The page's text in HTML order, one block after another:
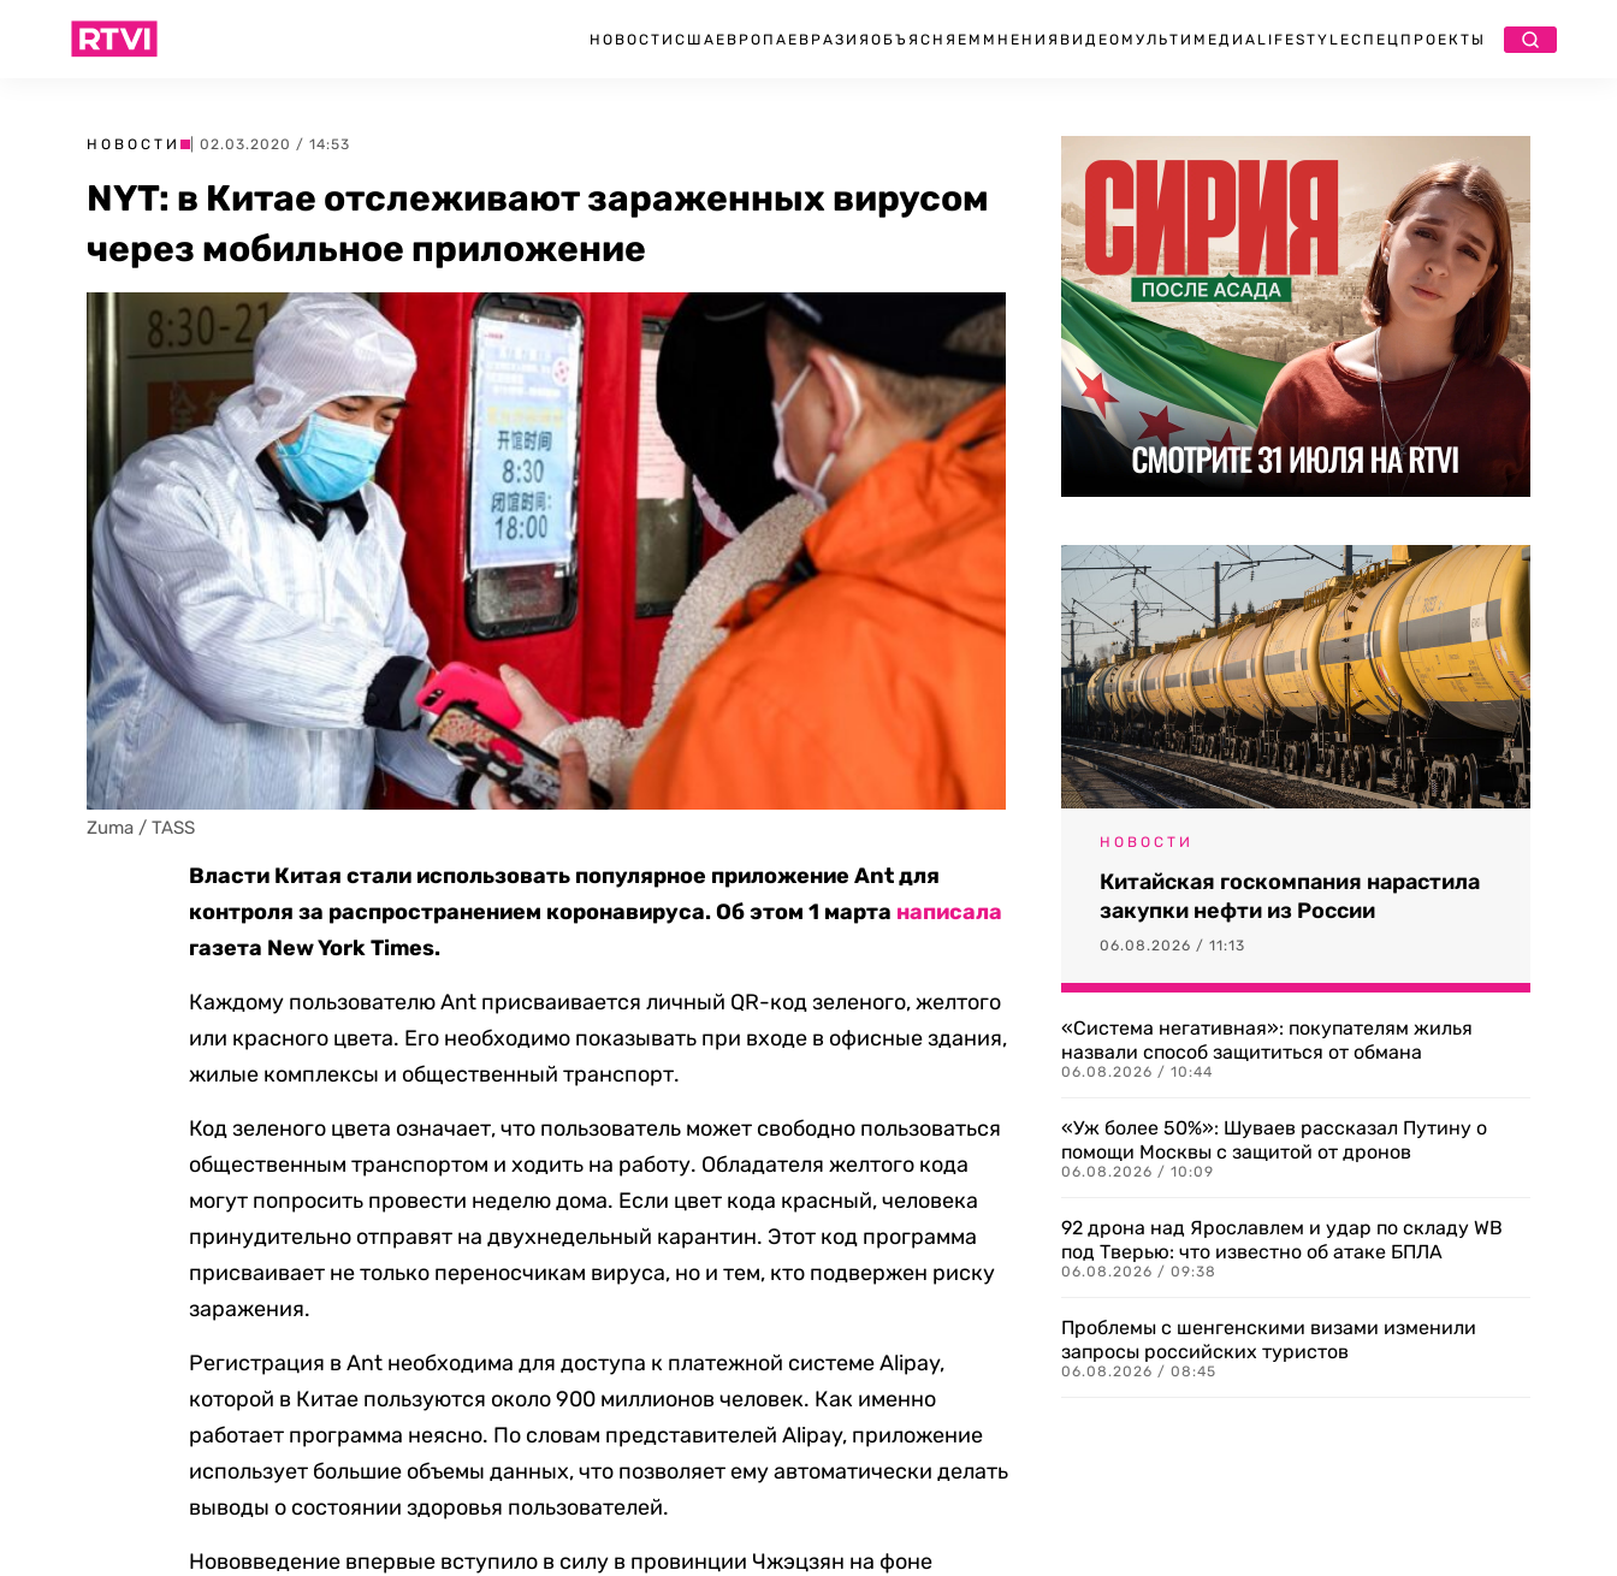
НОВОСТИ США ЕВРОПА ЕВРАЗИЯ ОБЪЯСНЯЕМ МНЕНИЯ ВИДЕО МУЛЬТИМЕДИА LIFESTYLEСПЕЦПРОЕКТЫ
НОВОСТИ | 02.03.2020 / 14:53
NYT: в Китае отслеживают зараженных вирусом
через мобильное приложение
Zuma / TASS
Власти Китая стали использовать популярное приложение Ant для
контроля за распространением коронавируса. Об этом 1 марта написала
газета New York Times.
Каждому пользователю Ant присваивается личный QR-код зеленого, желтого
или красного цвета. Его необходимо показывать при входе в офисные здания,
жилые комплексы и общественный транспорт.
Код зеленого цвета означает, что пользователь может свободно пользоваться
общественным транспортом и ходить на работу. Обладателя желтого кода
могут попросить провести неделю дома. Если цвет кода красный, человека
принудительно отправят на двухнедельный карантин. Этот код программа
присваивает не только переносчикам вируса, но и тем, кто подвержен риску
заражения.
Регистрация в Ant необходима для доступа к платежной системе Alipay,
которой в Китае пользуются около 900 миллионов человек. Как именно
работает программа неясно. По словам представителей Alipay, приложение
использует большие объемы данных, что позволяет ему автоматически делать
выводы о состоянии здоровья пользователей.
Нововведение впервые вступило в силу в провинции Чжэцзян на фоне
НОВОСТИ
Китайская госкомпания нарастила
закупки нефти из России
06.08.2026 / 11:13
«Система негативная»: покупателям жилья
назвали способ защититься от обмана
06.08.2026 / 10:44
«Уж более 50%»: Шуваев рассказал Путину о
помощи Москвы с защитой от дронов
06.08.2026 / 10:09
92 дрона над Ярославлем и удар по складу WB
под Тверью: что известно об атаке БПЛА
06.08.2026 / 09:38
Проблемы с шенгенскими визами изменили
запросы российских туристов
06.08.2026 / 08:45